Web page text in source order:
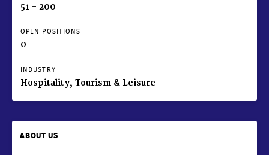
51 - 200
OPEN POSITIONS
0
INDUSTRY
Hospitality, Tourism & Leisure
ABOUT US